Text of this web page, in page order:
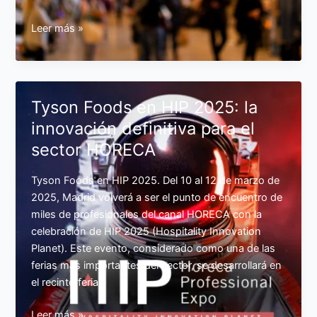
2
Eventos
de
alimentación
en
2025
que
visitar
Leer más »
Tyson Foods en HIP 2025: la
innovación definitiva para el
sector HORECA
Tyson Foods en HIP 2025. Del 10 al 12 de marzo de
2025, Madrid volverá a ser el punto de encuentro de
miles de profesionales del canal HORECA con la
celebración de HIP 2025 (Hospitality Innovation
Planet). Este evento, considerado como una de las
ferias más importantes del sector, se desarrollará en
el recinto ferial
Tyson